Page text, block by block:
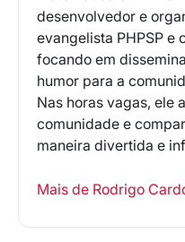
desenvolvedor e
evangelista PHPSP e
focando em
humor para a
Nas horas vagas, ele
comunidade e
maneira divertida e
Mais de Rodrigo